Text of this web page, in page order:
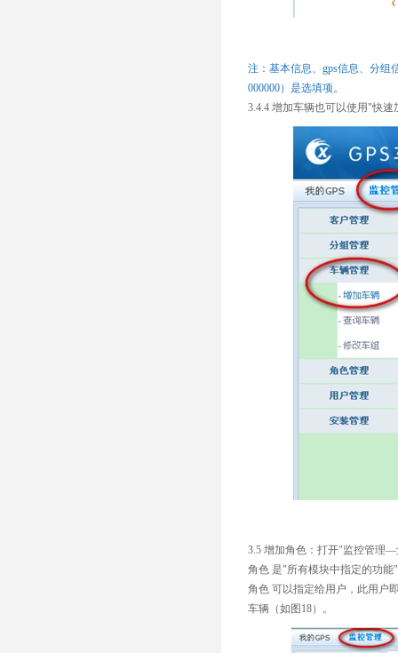
注：基本信息、gps信息、分组
000000）是选填项。
3.4.4 增加车辆也可以使用"快
3.5 增加角色：打开"监控管理
角色 是"所有模块中指定的功
角色 可以指定给用户，此用户
车辆（如图18）。